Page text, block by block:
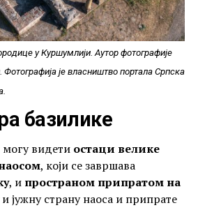
у Куршумлији. Аутор фотографије
је власништво портала Српска
базилике
могу видети остаци велике
, који се завршава
, и пространом припратом на
јужну страну наоса и припрате